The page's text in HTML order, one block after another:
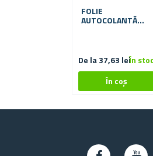
FOLIE
AUTOCOLANTĂ
De la 37,63 leiÎn stoc